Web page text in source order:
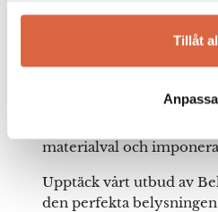
Tillåt
Anpassa
av Belids produkter – allt
taklampor och stilrena
bordslampor. Belids
materialval och
Upptäck vårt utbud av
den perfekta